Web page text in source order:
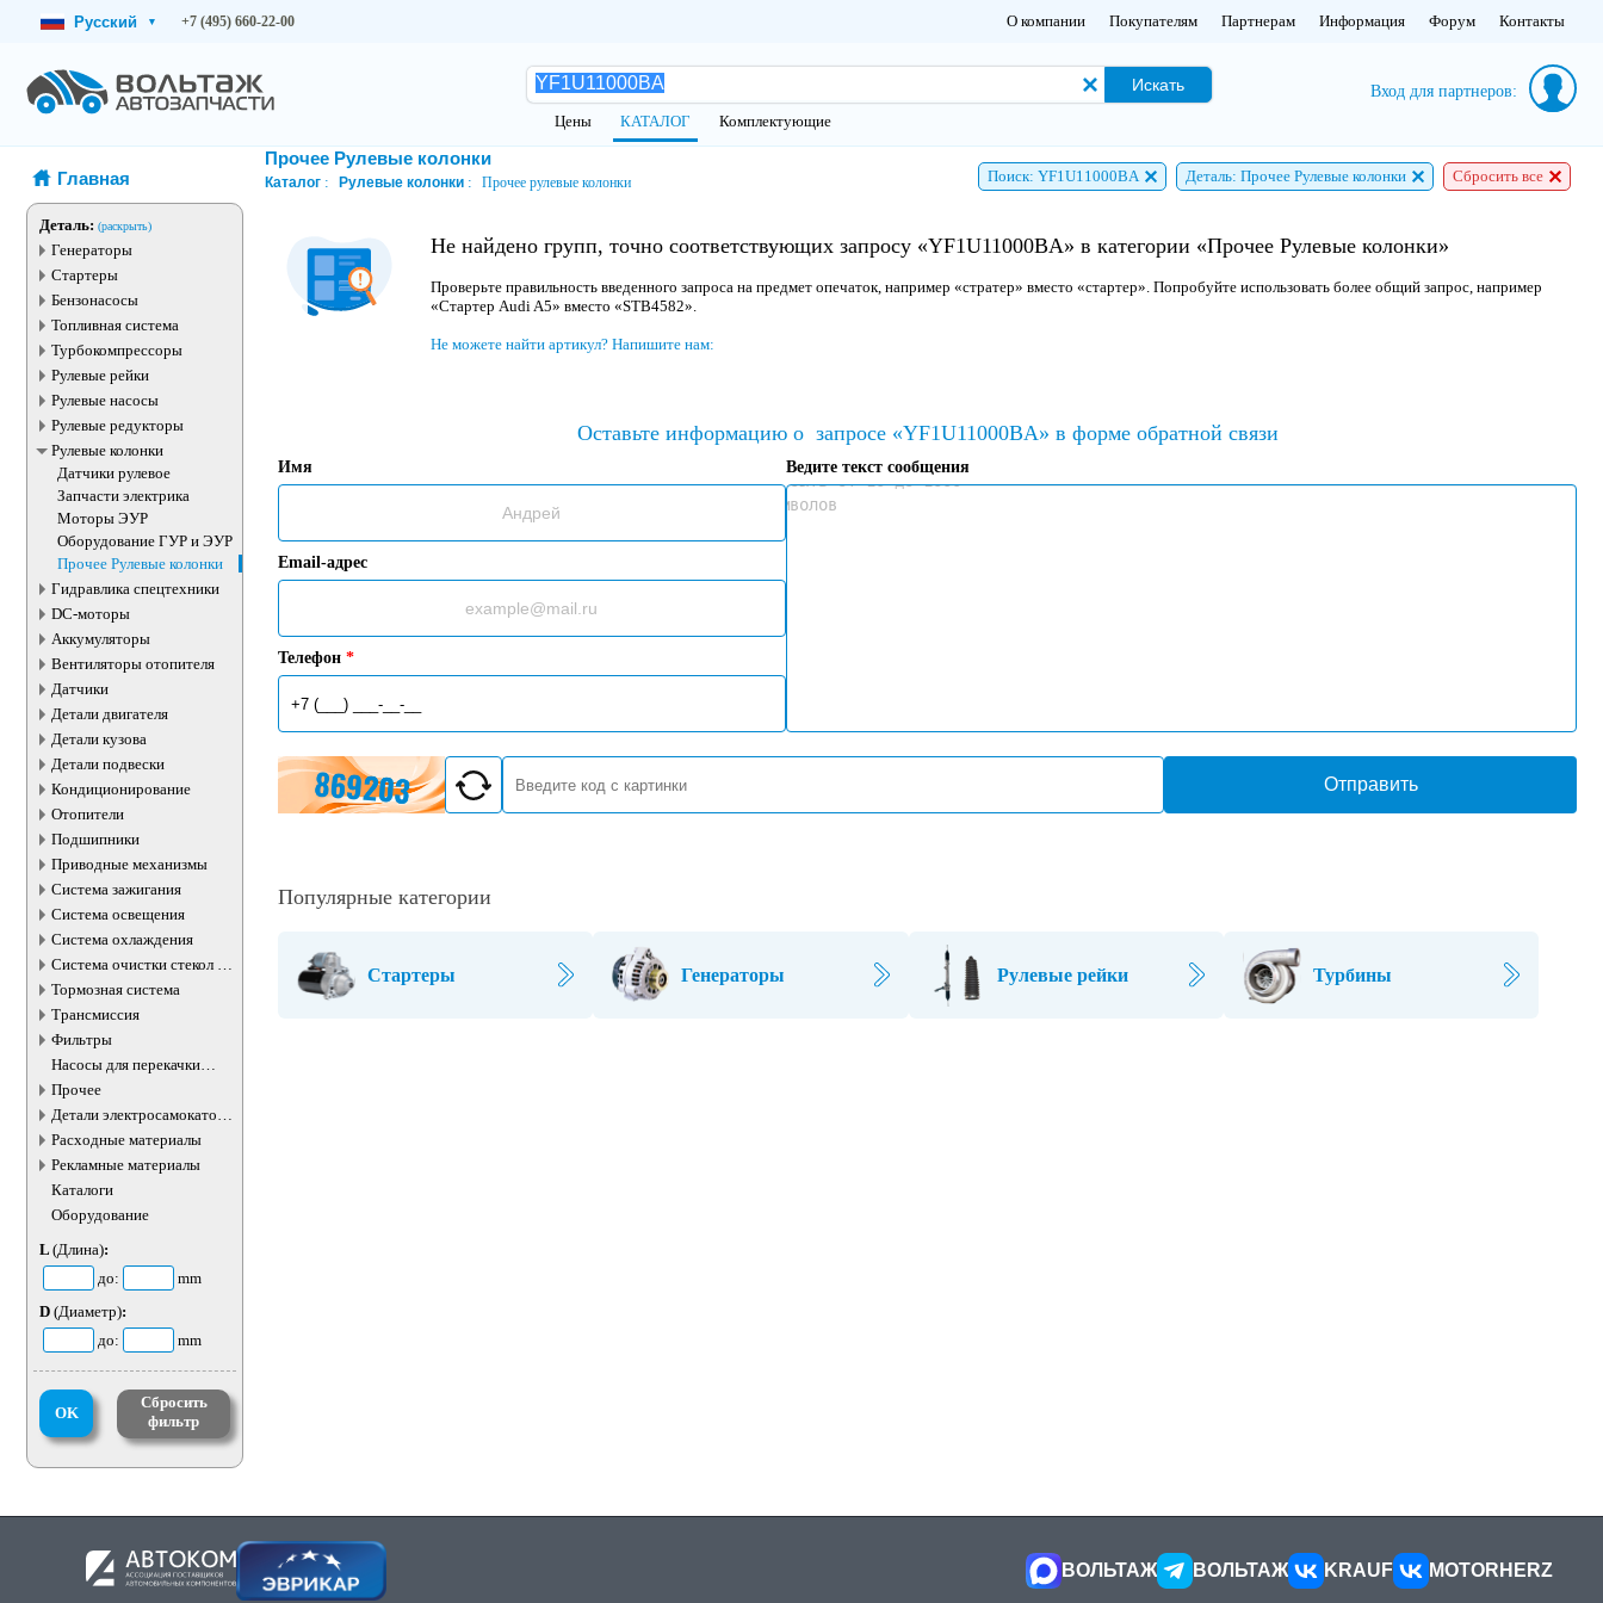
Русский ▾ +7 (495) 660-22-00 О компании Покупателям Партнерам Информация Форум Контакты
Искать
Цены КАТАЛОГ Комплектующие
Вход для партнеров:
Главная
Деталь: (раскрыть)
Генераторы
Стартеры
Бензонасосы
Топливная система
Турбокомпрессоры
Рулевые рейки
Рулевые насосы
Рулевые редукторы
Рулевые колонки
Датчики рулевое
Запчасти электрика
Моторы ЭУР
Оборудование ГУР и ЭУР
Прочее Рулевые колонки
Гидравлика спецтехники
DC-моторы
Аккумуляторы
Вентиляторы отопителя
Датчики
Детали двигателя
Детали кузова
Детали подвески
Кондиционирование
Отопители
Подшипники
Приводные механизмы
Система зажигания
Система освещения
Система охлаждения
Система очистки стекол и
фар
Тормозная система
Трансмиссия
Фильтры
Насосы для перекачки
жидкостей
Прочее
Детали электросамокатов и
электротранспорта
Расходные материалы
Рекламные материалы
Каталоги
Оборудование
L (Длина):
до:
mm
D (Диаметр):
до:
mm
OK
Сбросить
фильтр
Прочее Рулевые колонки
Каталог Рулевые колонки Прочее рулевые колонки Поиск: YF1U11000BA Деталь: Прочее Рулевые колонки Сбросить все
Не найдено групп, точно соответствующих запросу «YF1U11000BA» в категории «Прочее Рулевые колонки»
Проверьте правильность введенного запроса на предмет опечаток, например «стратер» вместо «стартер». Попробуйте использовать более общий запрос, например
«Стартер Audi A5» вместо «STB4582».
Не можете найти артикул? Напишите нам:
Оставьте информацию о запросе «YF1U11000BA» в форме обратной связи
Имя
Email-адрес
Телефон *
Ведите текст сообщения
Отправить
Популярные категории
Стартеры Генераторы Рулевые рейки Турбины
ВОЛЬТАЖ ВОЛЬТАЖ KRAUF MOTORHERZ